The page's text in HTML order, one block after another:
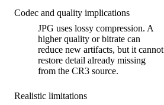
Codec and quality implications
JPG uses lossy compression. A
higher quality or bitrate can
reduce new artifacts, but it cannot
restore detail already missing
from the CR3 source.
Realistic limitations